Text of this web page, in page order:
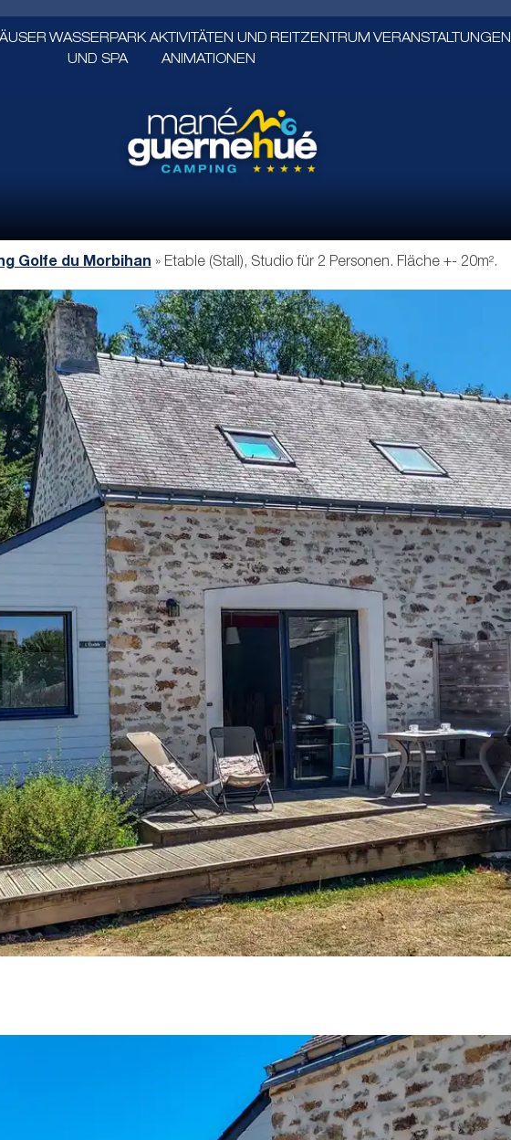
WASSERPARK
UND SPA
AKTIVITÄTEN UND
ANIMATIONEN
REITZENTRUM VERANSTALTUNGEN
Golfe du Morbihan » Etable (Stall), Studio für 2 Personen. Fläche +- 20m².